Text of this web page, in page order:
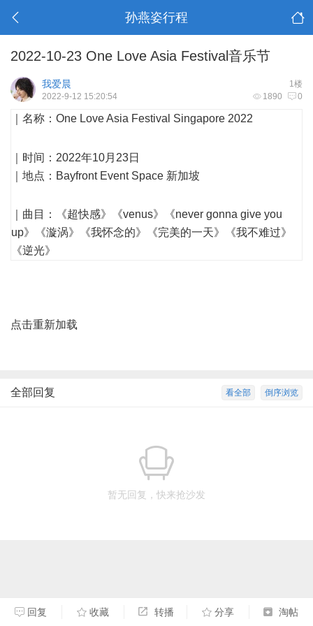
孙燕姿行程
2022-10-23 One Love Asia Festival音乐节
1楼
我爱晨
1890 0
2022-9-12 15:20:54
｜名称：One Love Asia Festival Singapore 2022
｜时间：2022年10月23日
｜地点：Bayfront Event Space 新加坡
｜曲目：《超快感》《venus》《never gonna give you
up》《漩涡》《我怀念的》《完美的一天》《我不难过》
《逆光》
点击重新加载
倒序浏览
看全部
全部回复
暂无回复，快来抢沙发
回复 收藏 转播 分享 淘帖